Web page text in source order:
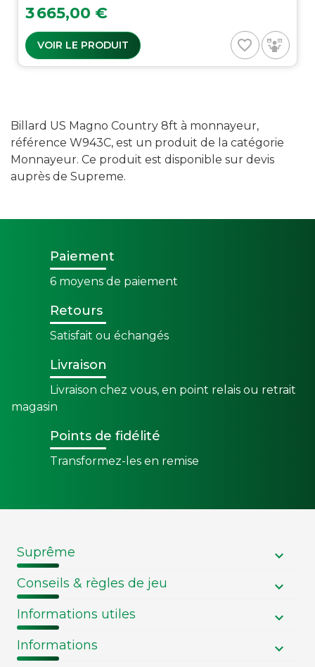
Prix
3 665,00 €
VOIR LE PRODUIT favorite_border
Billard US Magno Country 8ft à monnayeur,
référence W943C, est un produit de la catégorie
Monnayeur. Ce produit est disponible sur devis
auprès de Supreme.
Paiement
6 moyens de paiement
Retours
Satisfait ou échangés
Livraison
Livraison chez vous, en point relais ou retrait
magasin
Points de fidélité
Transformez-les en remise
Suprême
Conseils & règles de jeu
Informations utiles
Informations